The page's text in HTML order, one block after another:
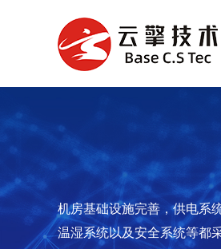
机房基础设施完善，供电系
温湿系统以及安全系统等都